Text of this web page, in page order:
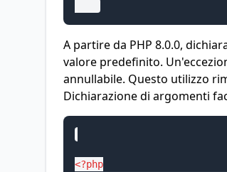
A partire da PHP 8.0.0,
valore predefinito.
annullabile. Questo utilizzo
Dichiarazione di argomenti
<?php